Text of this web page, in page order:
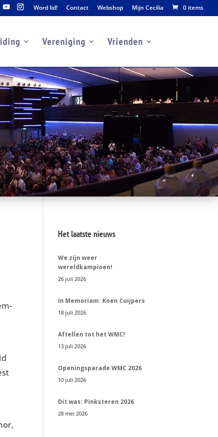
Word lid! Contact Webshop Mijn Cecilia 0 items
Vereniging Vrienden
Het laatste nieuws
We zijn weer
wereldkampioen!
26 juli 2026
In Memoriam: Koen Cuijpers
18 juli 2026
Aftellen tot het WMC!
13 juli 2026
Openingsparade WMC 2026
10 juli 2026
Dit was: Pinksteren 2026
28 mei 2026